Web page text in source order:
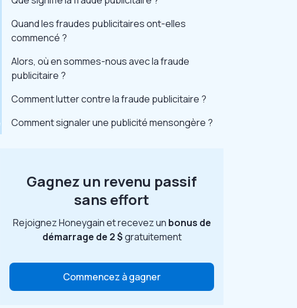
Quand les fraudes publicitaires ont-elles
commencé ?
Alors, où en sommes-nous avec la fraude
publicitaire ?
Comment lutter contre la fraude publicitaire ?
Comment signaler une publicité mensongère ?
Gagnez un revenu passif
sans effort
Rejoignez Honeygain et recevez un bonus de
démarrage de 2 $gratuitement
Commencez à gagner